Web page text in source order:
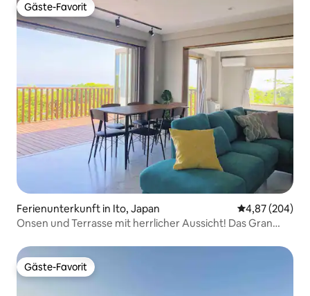
Gäste-Favorit
Gäste-Favorit
Ferienunterkunft in Ito, Japan
4,87 (204)
Onsen und Terrasse mit herrlicher Aussicht! Das Gran
Gebäude, das sich durch seine weißen und blauen Farben
auszeichnet und von der aus man einen Panoramablick
auf die Izu-Oshima-Insel hat.
Gäste-Favorit
Gäste-Favorit